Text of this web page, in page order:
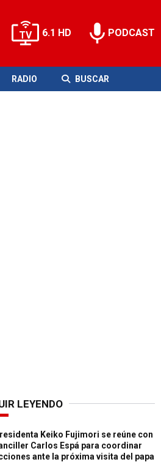
6.1 HD PODCAST
RADIO BUSCAR
LEYENDO
Keiko Fujimori se reúne con
Carlos Espá para coordinar
ante la próxima visita del papa